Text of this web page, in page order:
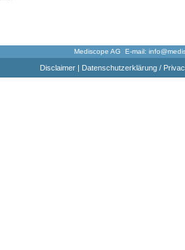
Mediscope AG E-mail:
Disclaimer| Datenschutzerklärung /